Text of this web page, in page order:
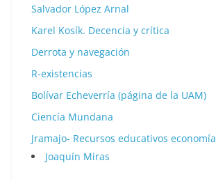
Salvador López Arnal
Karel Kosík. Decencia y crítica
Derrota y navegación
R-existencias
Bolívar Echeverría (página de la UAM)
Ciencía Mundana
Jramajo- Recursos educativos economía
Joaquín Miras